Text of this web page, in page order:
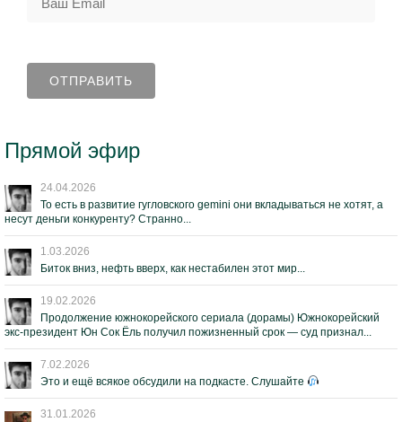
Прямой эфир
24.04.2026
То есть в развитие гугловского gemini они вкладываться не хотят, а
несут деньги конкуренту? Странно...
1.03.2026
Биток вниз, нефть вверх, как нестабилен этот мир...
19.02.2026
Продолжение южнокорейского сериала (дорамы) Южнокорейский
экс-президент Юн Сок Ёль получил пожизненный срок — суд признал...
7.02.2026
Это и ещё всякое обсудили на подкасте. Слушайте
31.01.2026